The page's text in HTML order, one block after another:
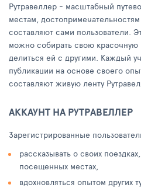
Рутравеллер - масштабный
местам,
составляют сами пользователи.
можно собирать свою
делиться ей с другими. Каждый
публикации на основе своего
составляют живую ленту
АККАУНТ НА РУТРАВЕЛЛЕР
Зарегистрированные
рассказывать о своих
посещенных местах,
вдохновляться опытом других